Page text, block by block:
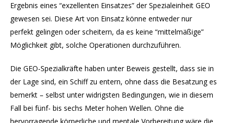
Ergebnis eines “exzellenten Einsatzes” der Spezialeinheit GEO
gewesen sei. Diese Art von Einsatz könne entweder nur
perfekt gelingen oder scheitern, da es keine “mittelmäßige”
Möglichkeit gibt, solche Operationen durchzuführen.
Die GEO-Spezialkräfte haben unter Beweis gestellt, dass sie in
der Lage sind, ein Schiff zu entern, ohne dass die Besatzung es
bemerkt – selbst unter widrigsten Bedingungen, wie in diesem
Fall bei fünf- bis sechs Meter hohen Wellen. Ohne die